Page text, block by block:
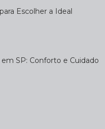
Escolher a Ideal
em SP: Conforto e Cuidado